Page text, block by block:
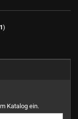
)
Katalog ein.